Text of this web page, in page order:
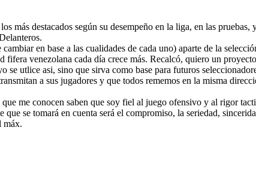
más destacados según su desempeño en la liga, en las
en base a las cualidades de cada uno) aparte de la
venezolana cada día crece más. Recalcó, quiero un
utlice asi, sino que sirva como base para futuros
a sus jugadores y que todos rememos en la misma
me conocen saben que soy fiel al juego ofensivo y al rigor
se tomará en cuenta será el compromiso, la seriedad,
máx.